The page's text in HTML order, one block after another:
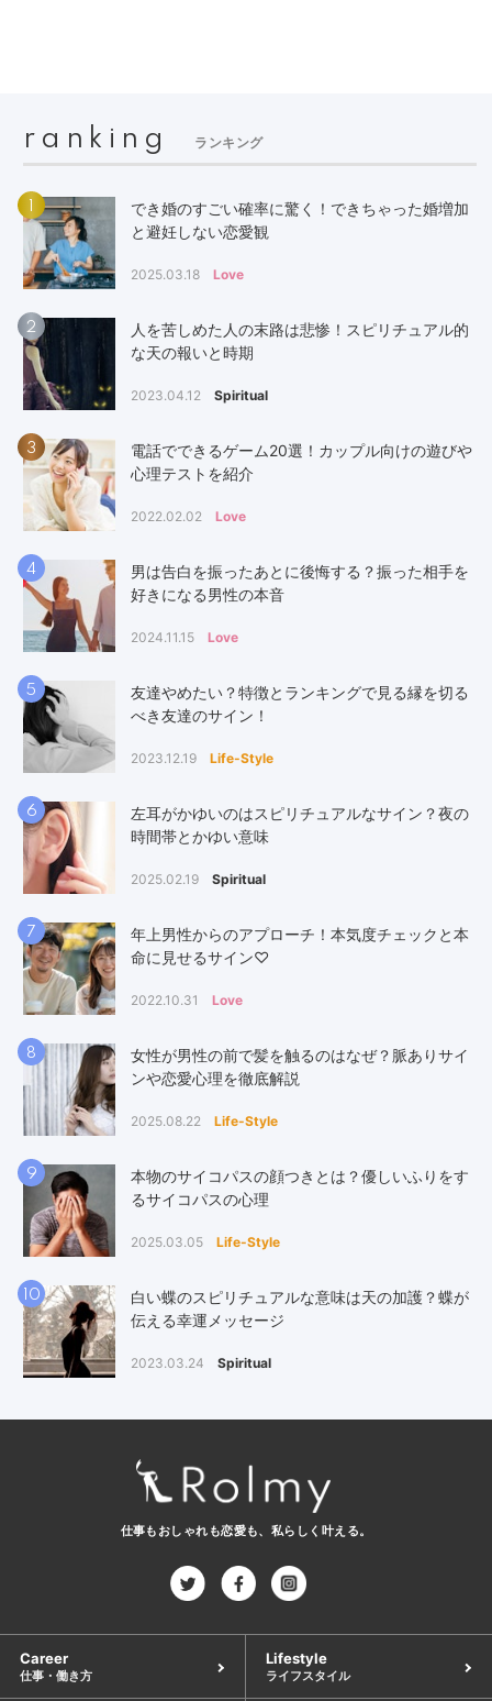
ranking ランキング
でき婚のすごい確率に驚く！できちゃった婚増加
と避妊しない恋愛観
2025.03.18 Love
2
人を苦しめた人の末路は悲惨！スピリチュアル的
な天の報いと時期
2023.04.12 Spiritual
3
電話でできるゲーム20選！カップル向けの遊びや
心理テストを紹介
2022.02.02 Love
4
男は告白を振ったあとに後悔する？振った相手を
好きになる男性の本音
2024.11.15 Love
5
友達やめたい？特徴とランキングで見る縁を切る
べき友達のサイン！
2023.12.19 Life-Style
6
左耳がかゆいのはスピリチュアルなサイン？夜の
時間帯とかゆい意味
2025.02.19 Spiritual
7
年上男性からのアプローチ！本気度チェックと本
命に見せるサイン♡
2022.10.31 Love
8
女性が男性の前で髪を触るのはなぜ？脈ありサイ
ンや恋愛心理を徹底解説
2025.08.22 Life-Style
9
本物のサイコパスの顔つきとは？優しいふりをす
るサイコパスの心理
2025.03.05 Life-Style
10
白い蝶のスピリチュアルな意味は天の加護？蝶が
伝える幸運メッセージ
2023.03.24 Spiritual
仕事もおしゃれも恋愛も、 私らしく叶える。
Career
仕事・働き方
Lifestyle
ライフスタイル